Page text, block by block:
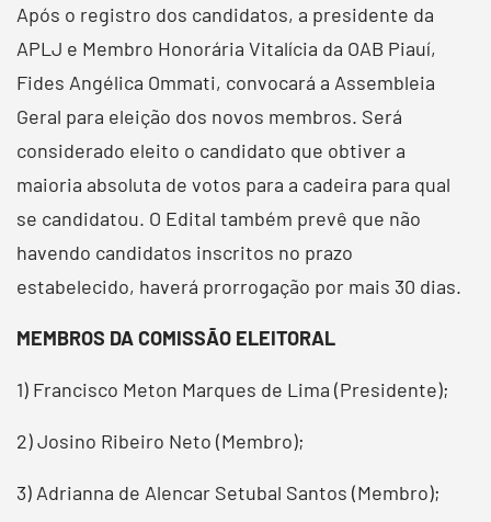
Após o registro dos candidatos, a presidente da
APLJ e Membro Honorária Vitalícia da OAB Piauí,
Fides Angélica Ommati, convocará a Assembleia
Geral para eleição dos novos membros. Será
considerado eleito o candidato que obtiver a
maioria absoluta de votos para a cadeira para qual
se candidatou. O Edital também prevê que não
havendo candidatos inscritos no prazo
estabelecido, haverá prorrogação por mais 30 dias.
MEMBROS DA COMISSÃO ELEITORAL
1) Francisco Meton Marques de Lima (Presidente);
2) Josino Ribeiro Neto (Membro);
3) Adrianna de Alencar Setubal Santos (Membro);